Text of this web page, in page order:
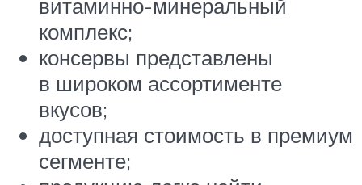
витаминно-минеральный
комплекс;
консервы представлены
в широком ассортименте
вкусов;
доступная стоимость в премиум
сегменте;